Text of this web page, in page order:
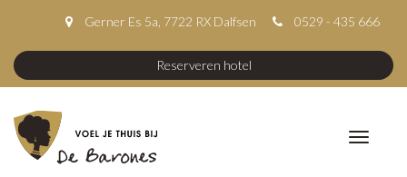
Gerner Es 5a, 7722 RX Dalfsen 0529 - 435 666
Reserveren hotel